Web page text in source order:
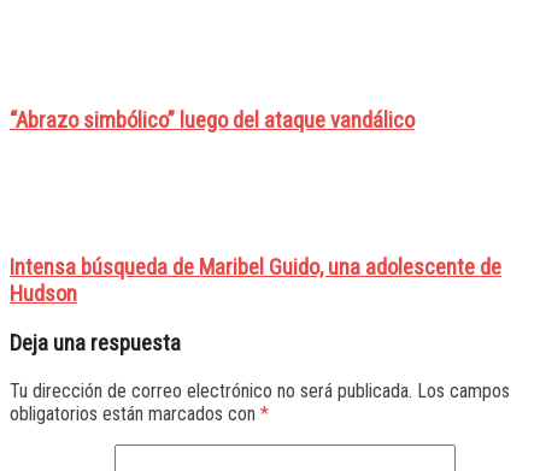
“Abrazo simbólico” luego del ataque vandálico
Intensa búsqueda de Maribel Guido, una adolescente de
Hudson
Deja una respuesta
Tu dirección de correo electrónico no será publicada. Los campos
obligatorios están marcados con *